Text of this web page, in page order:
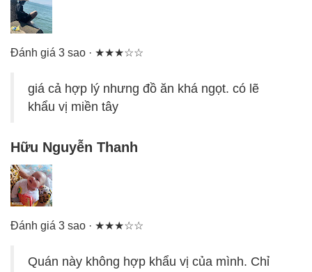
Đánh giá 3 sao · ★★★☆☆
giá cả hợp lý nhưng đồ ăn khá ngọt. có lẽ
khẩu vị miền tây
Hữu Nguyễn Thanh
Đánh giá 3 sao · ★★★☆☆
Quán này không hợp khẩu vị của mình. Chỉ